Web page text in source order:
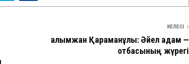
КЕЛЕСІ
Ғалымжан Қараманұлы: Әйел адам —
отбасының жүрегі